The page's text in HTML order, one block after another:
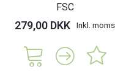
FSC
279,00 DKK Inkl. moms